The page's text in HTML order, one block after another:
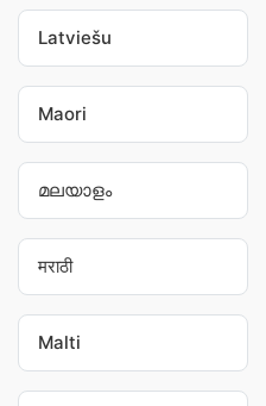
Latviešu
Maori
മലയാളം
मराठी
Malti